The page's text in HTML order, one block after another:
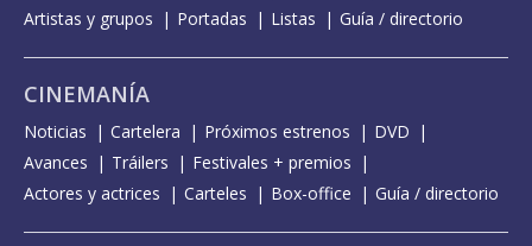
Artistas y grupos
Portadas Listas Guía / directorio
CINEMANÍA
Noticias Cartelera Próximos estrenos
DVD
Avances
Tráilers
Festivales + premios
Actores y actrices
Carteles Box-office Guía / directorio